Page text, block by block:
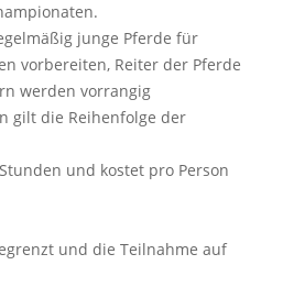
junge Pferde für
vorbereiten, Reiter der Pferde
werden vorrangig
gilt die Reihenfolge der
und kostet pro Person
und die Teilnahme auf